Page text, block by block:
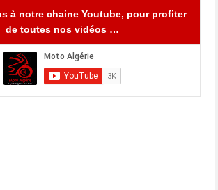
à notre chaine Youtube, pour profiter
de toutes nos vidéos …